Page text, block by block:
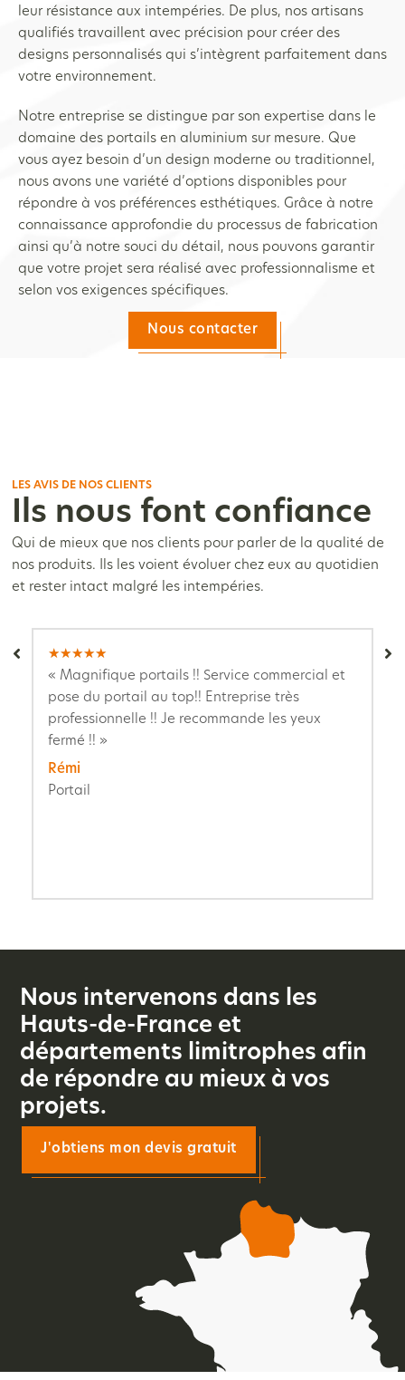
leur résistance aux intempéries. De plus, nos artisans
qualifiés travaillent avec précision pour créer des
designs personnalisés qui s’intègrent parfaitement dans
votre environnement.
Notre entreprise se distingue par son expertise dans le
domaine des portails en aluminium sur mesure. Que
vous ayez besoin d’un design moderne ou traditionnel,
nous avons une variété d’options disponibles pour
répondre à vos préférences esthétiques. Grâce à notre
connaissance approfondie du processus de fabrication
ainsi qu’à notre souci du détail, nous pouvons garantir
que votre projet sera réalisé avec professionnalisme et
selon vos exigences spécifiques.
Nous contacter
LES AVIS DE NOS CLIENTS
Ils nous font confiance
Qui de mieux que nos clients pour parler de la qualité de
nos produits. Ils les voient évoluer chez eux au quotidien
et rester intact malgré les intempéries.
★★★★★
« Magnifique portails !! Service commercial et
pose du portail au top!! Entreprise très
professionnelle !! Je recommande les yeux
fermé !! »
Rémi
Portail
Nous intervenons dans les
Hauts-de-France et
départements limitrophes afin
de répondre au mieux à vos
projets.
J'obtiens mon devis gratuit